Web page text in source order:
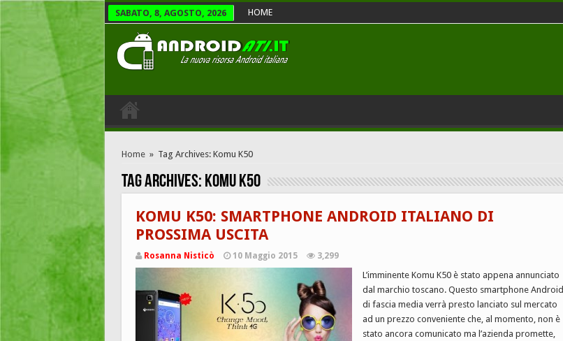
SABATO, 8, AGOSTO, 2026 HOME
Home » Tag Archives: Komu K50
Tag Archives: Komu K50
KOMU K50: SMARTPHONE ANDROID ITALIANO DI
PROSSIMA USCITA
Rosanna Nisticò 10 Maggio 2015 3,299
L’imminente Komu K50 è stato appena annunciato
dal marchio toscano. Questo smartphone Android
di fascia media verrà presto lanciato sul mercato
ad un prezzo conveniente che, al momento, non è
stato ancora comunicato ma l’azienda promette,